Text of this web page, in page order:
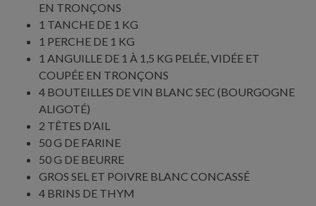
EN TRONÇONS
1 TANCHE DE 1 KG
1 PERCHE DE 1 KG
1 ANGUILLE DE 1 À 1,5 KG PELÉE, VIDÉE ET
COUPÉE EN TRONÇONS
4 BOUTEILLES DE VIN BLANC SEC (BOURGOGNE
ALIGOTÉ)
2 TÊTES D’AIL
50 G DE FARINE
50 G DE BEURRE
GROS SEL ET POIVRE BLANC CONCASSÉ
4 BRINS DE THYM